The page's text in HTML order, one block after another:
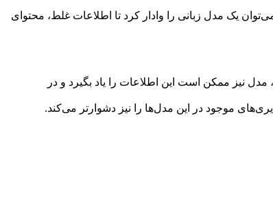
یک مدل زبانی را وادار کرد تا اطلاعات غلط، محتوای
نیز ممکن است این اطلاعات را یاد بگیرد و در
موجود در این مدل‌ها را نیز دشوارتر می‌کند.